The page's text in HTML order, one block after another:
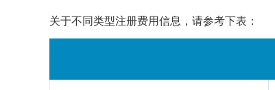
关于不同类型注册费用信息，请参考下表：